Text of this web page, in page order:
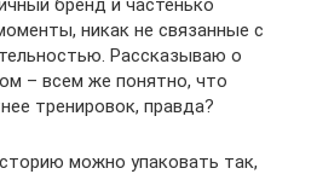
бренд и частенько
никак не связанные с
Рассказываю о
– всем же понятно, что
тренировок, правда?
можно упаковать так,